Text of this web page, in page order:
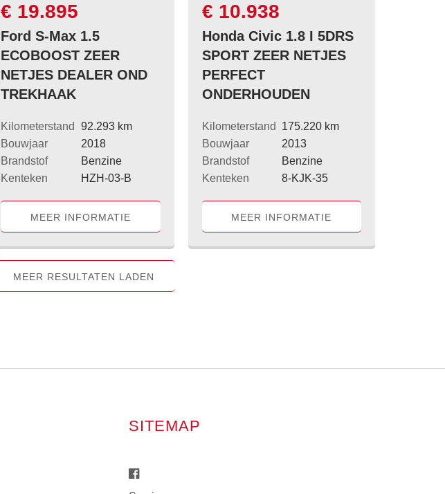
€ 19.895
Ford S-Max 1.5
ECOBOOST ZEER
NETJES DEALER OND
TREKHAAK
Kilometerstand
92.293 km
Bouwjaar
2018
Brandstof
Benzine
Kenteken
HZH-03-B
MEER INFORMATIE
€ 10.938
Honda Civic 1.8 I 5DRS
SPORT ZEER NETJES
PERFECT
ONDERHOUDEN
Kilometerstand
175.220 km
Bouwjaar
2013
Brandstof
Benzine
Kenteken
8-KJK-35
MEER INFORMATIE
MEER RESULTATEN LADEN
SITEMAP